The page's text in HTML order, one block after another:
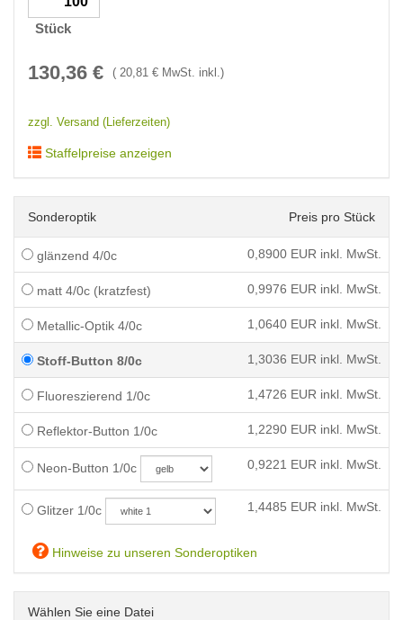
Stück
130,36 € ( 20,81 € MwSt. inkl.)
zzgl. Versand (Lieferzeiten)
Staffelpreise anzeigen
Sonderoptik Preis pro Stück
glänzend 4/0c 0,8900 EUR inkl. MwSt.
matt 4/0c (kratzfest) 0,9976 EUR inkl. MwSt.
Metallic-Optik 4/0c 1,0640 EUR inkl. MwSt.
Stoff-Button 8/0c 1,3036 EUR inkl. MwSt.
Fluoreszierend 1/0c 1,4726 EUR inkl. MwSt.
Reflektor-Button 1/0c 1,2290 EUR inkl. MwSt.
Neon-Button 1/0c 0,9221 EUR inkl. MwSt.
Glitzer 1/0c 1,4485 EUR inkl. MwSt.
Hinweise zu unseren Sonderoptiken
Wählen Sie eine Datei